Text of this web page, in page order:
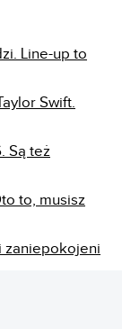
Line-up to
Swift.
Są też
to, musisz
zaniepokojeni